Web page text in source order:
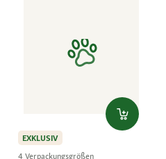
EXKLUSIV
4 Verpackungsgrößen